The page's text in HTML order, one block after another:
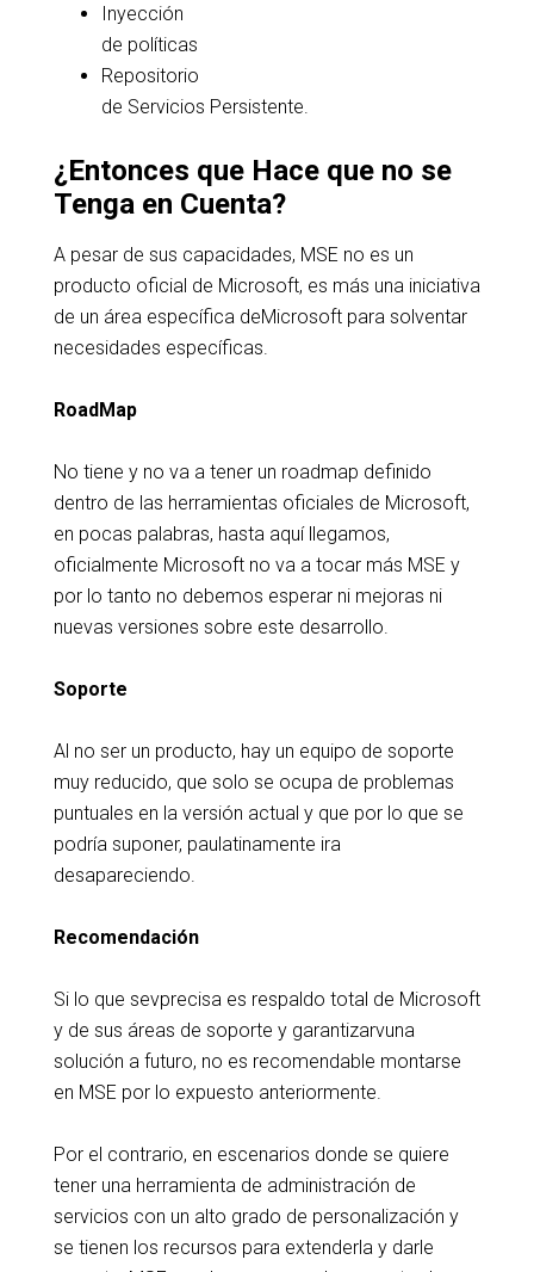
Inyección
de políticas
Repositorio
de Servicios Persistente.
¿Entonces que Hace que no se
Tenga en Cuenta?
A pesar de sus capacidades, MSE no es un
producto oficial de Microsoft, es más una iniciativa
de un área específica deMicrosoft para solventar
necesidades específicas.
RoadMap
No tiene y no va a tener un roadmap definido
dentro de las herramientas oficiales de Microsoft,
en pocas palabras, hasta aquí llegamos,
oficialmente Microsoft no va a tocar más MSE y
por lo tanto no debemos esperar ni mejoras ni
nuevas versiones sobre este desarrollo.
Soporte
Al no ser un producto, hay un equipo de soporte
muy reducido, que solo se ocupa de problemas
puntuales en la versión actual y que por lo que se
podría suponer, paulatinamente ira
desapareciendo.
Recomendación
Si lo que sevprecisa es respaldo total de Microsoft
y de sus áreas de soporte y garantizarvuna
solución a futuro, no es recomendable montarse
en MSE por lo expuesto anteriormente.
Por el contrario, en escenarios donde se quiere
tener una herramienta de administración de
servicios con un alto grado de personalización y
se tienen los recursos para extenderla y darle